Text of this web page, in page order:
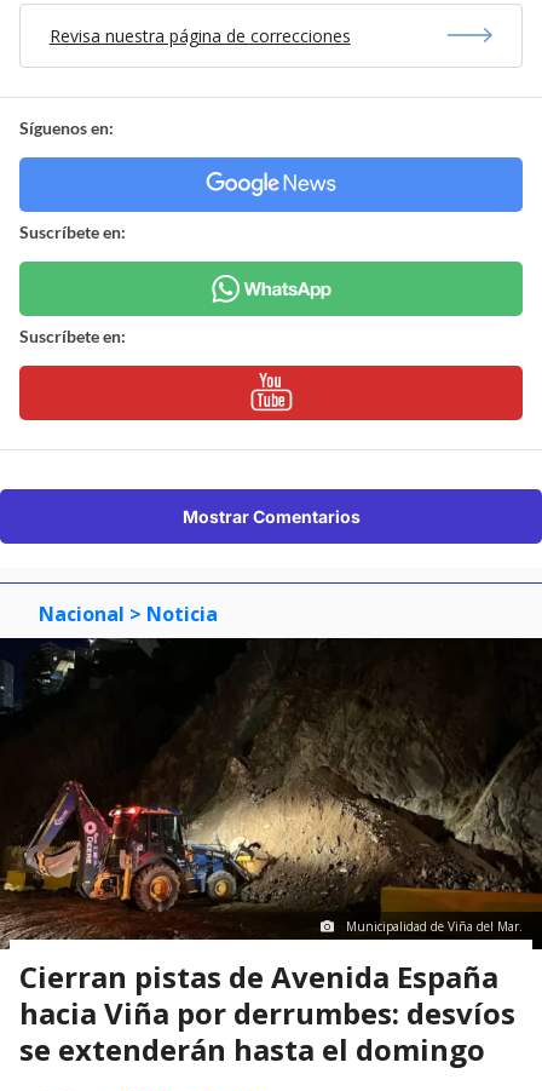
Revisa nuestra página de correcciones
Síguenos en:
Suscríbete en:
Suscríbete en:
Mostrar Comentarios
Nacional > Noticia
Municipalidad de Viña del Mar.
Cierran pistas de Avenida España
hacia Viña por derrumbes: desvíos
se extenderán hasta el domingo